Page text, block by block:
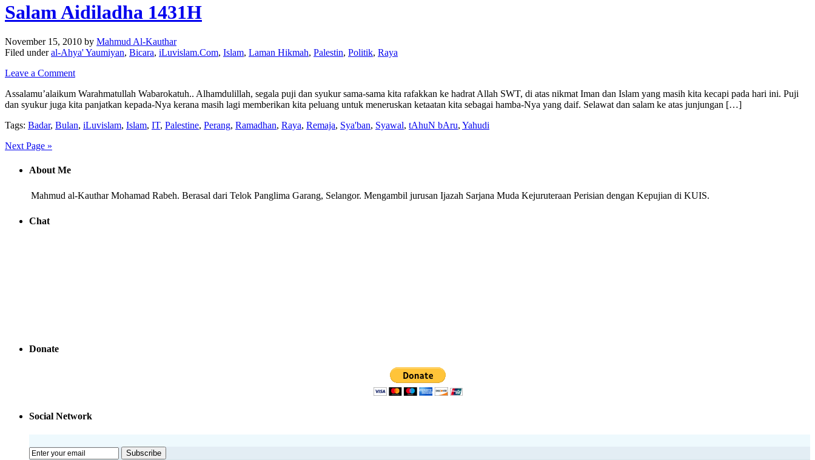
Salam Aidiladha 1431H
November 15, 2010 by Mahmud Al-Kauthar
Filed underal-Ahya' Yaumiyan, Bicara, iLuvislam.Com, Islam, Laman Hikmah, Palestin, Politik, Raya
Leave a Comment
Assalamu’alaikum Warahmatullah Wabarokatuh.. Alhamdulillah, segala puji dan syukur sama-sama kita rafakkan ke hadrat Allah SWT, di atas nikmat Iman dan Islam yang masih kita kecapi pada hari ini. Puji
dan syukur juga kita panjatkan kepada-Nya kerana masih lagi memberikan kita peluang untuk meneruskan ketaatan kita sebagai hamba-Nya yang daif. Selawat dan salam ke atas junjungan […]
Tags: Badar, Bulan, iLuvislam, Islam, IT, Palestine, Perang, Ramadhan, Raya, Remaja, Sya'ban, Syawal, tAhuN bAru, Yahudi
Next Page »
About Me
Mahmud al-Kauthar Mohamad Rabeh. Berasal dari Telok Panglima Garang, Selangor. Mengambil jurusan Ijazah Sarjana Muda Kejuruteraan Perisian dengan Kepujian di KUIS.
Chat
Donate
Social Network